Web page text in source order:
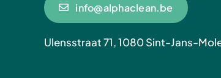
info@alphaclean.be
Ulensstraat 71, 1080 Sint-Jans-